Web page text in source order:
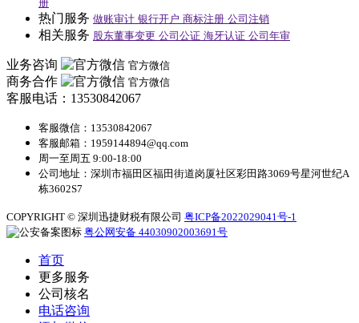
册
热门服务 做账审计 银行开户 商标注册 公司注销
相关服务 股东董事变更 公司公证 海牙认证 公司年审
业务咨询 官方微信
商务合作 官方微信
客服电话：13530842067
客服微信：13530842067
客服邮箱：1959144894@qq.com
周一至周五 9:00-18:00
公司地址：深圳市福田区福田街道岗厦社区彩田路3069号星河世纪A
栋3602S7
COPYRIGHT © 深圳迅捷财税有限公司 粤ICP备2022029041号-1
粤公网安备 44030902003691号
首页
更多服务
公司核名
电话咨询